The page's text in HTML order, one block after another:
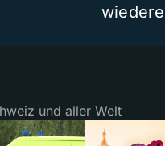
und aller Welt